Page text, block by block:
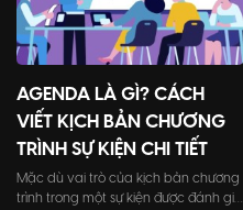
AGENDA LÀ GÌ? CÁCH
VIẾT KỊCH BẢN CHƯƠNG
TRÌNH SỰ KIỆN CHI TIẾT
Mặc dù vai trò của kịch bản chương
trình trong một sự kiện được đánh giá